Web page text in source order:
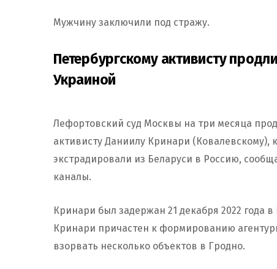
Мужчину заключили под стражу.
Петербургскому активисту
Украиной
Лефортовский суд Москвы на три месяца
активисту Даниилу Кринари (Ковалевскому),
экстрадировали из Беларуси в Россию,
каналы.
Кринари был задержан 21 декабря 2022 года
Кринари причастен к формированию
взорвать несколько объектов в Гродно.